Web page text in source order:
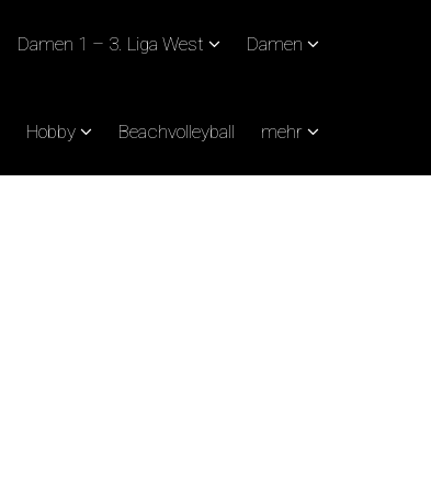
Damen 1 – 3. Liga West Damen
Hobby Beachvolleyball mehr